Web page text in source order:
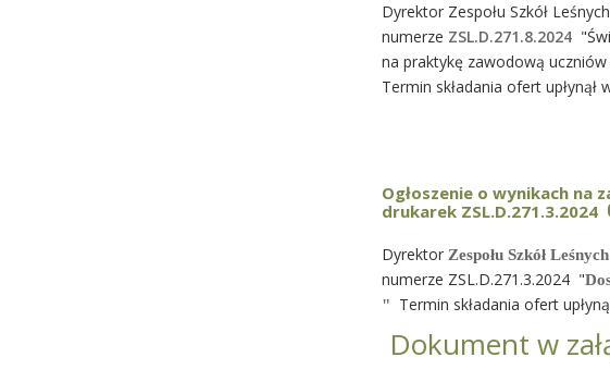
Dyrektor Zespołu Szkół
numerze ZSL.D.271.8.2024
na praktykę zawodową uczniów
Termin składania ofert upłynął
Ogłoszenie o wynikach
drukarek ZSL.D.271.3.2024
Dyrektor Zespołu Szkół
numerze ZSL.D.271.3.2024 "
"
Termin składania ofert
Dokument w